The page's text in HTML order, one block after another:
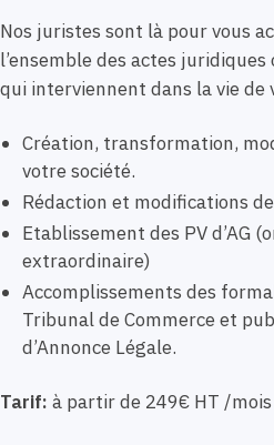
Nos juristes sont là pour vous
l’ensemble des actes
qui interviennent dans la vie de
Création, transformation,
votre société.
Rédaction et modifications
Etablissement des PV d’AG
extraordinaire)
Accomplissements des
Tribunal de Commerce et
d’Annonce Légale.
Tarif: à partir de 249€ HT /mois